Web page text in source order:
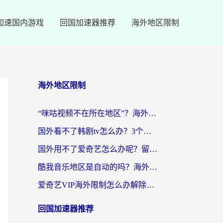
速国内游戏 回国加速器推荐 海外地区限制
海外地区限制
“咪咕视频不在所在地区”？海外党追剧看片、炒股的救星来了！
国外看不了韩剧tv怎么办？3个实用技巧解决海外追剧难题（附书旗小说&社保查询攻略）
国外用不了爱奇艺怎么办呢？留学生亲测有效的回国加速方案
酷我音乐地区是自动的吗？海外党听国内音乐看视频的真实解决方案
爱奇艺VIP海外限制怎么办解除？海外党追剧看片的终极解决方案
回国加速器推荐